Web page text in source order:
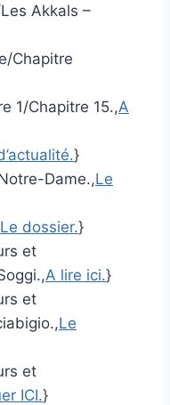
Akkals –
Chapitre
1/Chapitre 15.,A
}
Dame.,Le
Le dossier.}
et
A lire ici.}
et
Le
et
ICI.}